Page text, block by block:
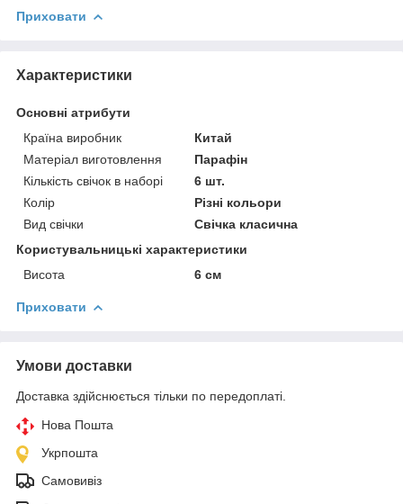
Приховати
Характеристики
Основні атрибути
Країна виробник
Китай
Матеріал виготовлення
Парафін
Кількість свічок в наборі
6 шт.
Колір
Різні кольори
Вид свічки
Свічка класична
Користувальницькі характеристики
Висота
6 см
Приховати
Умови доставки
Доставка здійснюється тільки по передоплаті.
Нова Пошта
Укрпошта
Самовивіз